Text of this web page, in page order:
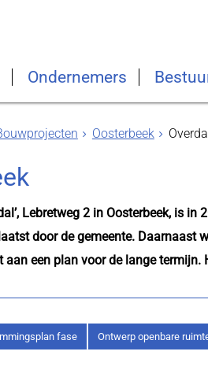
Ondernemers
Oosterbeek
Lebretweg 2 in Oosterbeek, is
door de gemeente. Daarnaast
een plan voor de lange
fase Ontwerp openbare